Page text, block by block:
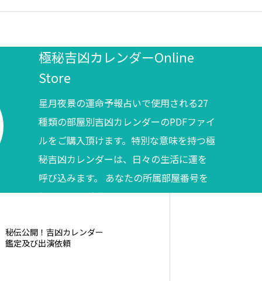
極秘吉凶カレンダーOnline
Store
星月夜景の運命予報占いで使用される27
種類の部屋別吉凶カレンダーのPDFファイ
ルをご購入頂けます。特別な意味を持つ極
秘吉凶カレンダーは、日々の生活に運を
呼び込みます。 あなたの所属部屋番号を
調べてからご購入ください。
秘伝公開！吉凶カレンダー
鑑定及び出演依頼